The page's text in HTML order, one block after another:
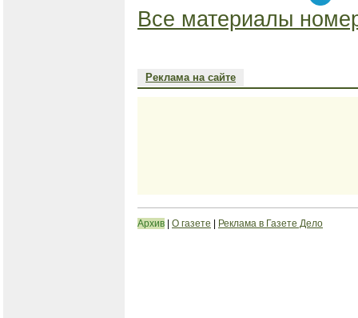
Все материалы
Реклама на сайте
Архив О газете Реклама в Газете Дело